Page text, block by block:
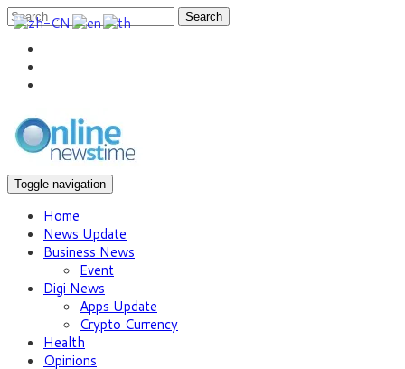
Search
Toggle navigation
Home
News Update
Business News
Event
Digi News
Apps Update
Crypto Currency
Health
Opinions